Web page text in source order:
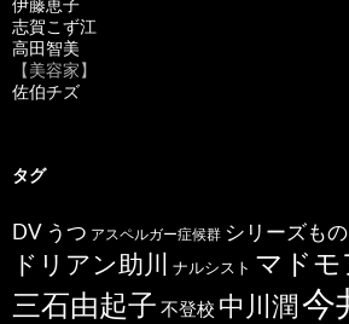
伊藤恵子
志賀こず江
高田智美
【美容家】
佐伯チズ
タグ
DV うつ アスペルガー症候群 シリーズもの
ドリアン助川 ナルシスト マド
三石由起子 不登校 中川潤今